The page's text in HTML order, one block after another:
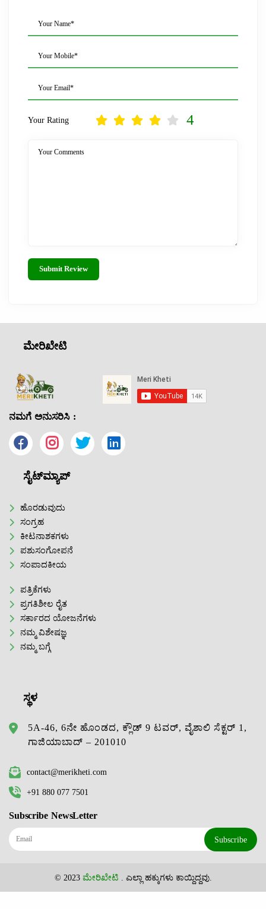
Your Name*
Your Mobile*
Your Email*
Your Rating 4
Your Comments
Submit Review
ಮೇರಿಖೇಟಿ
ನಮಗೆ ಅನುಸರಿಸಿ :
ಸೈಟ್‌ಮ್ಯಾಪ್
ಹೊರಡುವುದು
ಸಂಗ್ರಹ
ಕೀಟನಾಶಕಗಳು
ಪಶುಸಂಗೋಪನೆ
ಸಂಪಾದಕೀಯ
ಪತ್ರಿಕೆಗಳು
ಪ್ರಗತಿಶೀಲ ರೈತ
ಸರ್ಕಾರದ ಯೋಜನೆಗಳು
ನಮ್ಮ ವಿಶೇಷಜ್ಞ
ನಮ್ಮ ಬಗ್ಗೆ
ಸ್ಥಳ
5A-46, 6ನೇ ಹೊಂಡದ, ಕ್ಲೌಡ್ 9 ಟವರ್, ವೈಶಾಲಿ ಸೆಕ್ಟರ್ 1,
ಗಾಜಿಯಾಬಾದ್ – 201010
contact@merikheti.com
+91 880 077 7501
Subscribe NewsLetter
Subscribe
© 2023 ಮೇರಿಖೇಟಿ . ಎಲ್ಲಾ ಹಕ್ಕುಗಳು ಕಾಯ್ದಿದ್ದವು.